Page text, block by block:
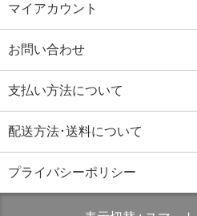
マイアカウント
お問い合わせ
支払い方法について
配送方法･送料について
プライバシーポリシー